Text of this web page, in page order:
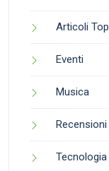
Articoli Top
Eventi
Musica
Recensioni
Tecnologia